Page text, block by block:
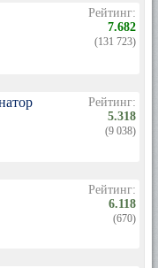
Рейтинг:
7.682
(131 723)
Рейтинг:
5.318
(9 038)
Рейтинг:
6.118
(670)